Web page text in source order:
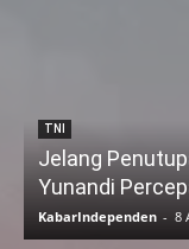
TNI
Jelang
Yunandi
KabarIndependen - 8